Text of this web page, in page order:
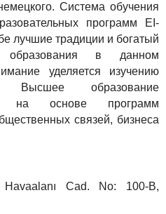
Система обучения
программ EI-
лучшие традиции и богатый
образования в данном
уделяется изучению
Высшее образование
на основе программ
связей, бизнеса
Cad. No: 100-В,